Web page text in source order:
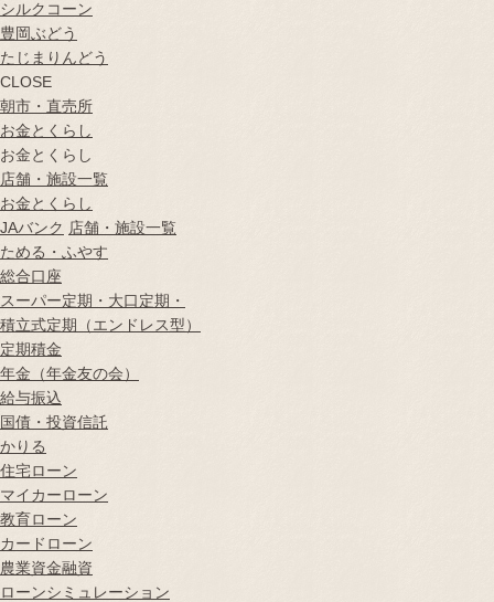
シルクコーン
豊岡ぶどう
たじまりんどう
CLOSE
朝市・直売所
お金とくらし
お金とくらし
店舗・施設一覧
お金とくらし
JAバンク 店舗・施設一覧
ためる・ふやす
総合口座
スーパー定期・大口定期・
積立式定期（エンドレス型）
定期積金
年金（年金友の会）
給与振込
国債・投資信託
かりる
住宅ローン
マイカーローン
教育ローン
カードローン
農業資金融資
ローンシミュレーション